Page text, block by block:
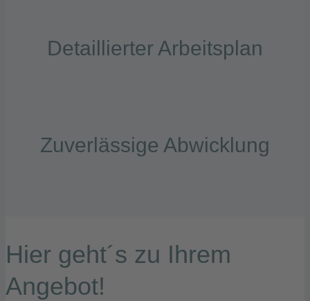
Detaillierter Arbeitsplan
Zuverlässige Abwicklung
Hier geht´s zu Ihrem
Angebot!